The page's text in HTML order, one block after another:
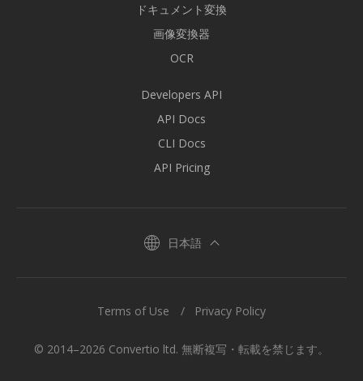
ドキュメント変換
画像変換器
OCR
Developers API
API Docs
CLI Docs
API Pricing
日本語
© 2014–2026 Convertio ltd. 無断複写・転載を禁じます。
Terms of Use Privacy Policy